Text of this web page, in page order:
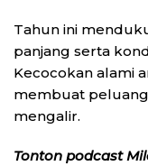
Tahun ini
panjang serta
Kecocokan alami
membuat
mengalir.
Tonton podcast